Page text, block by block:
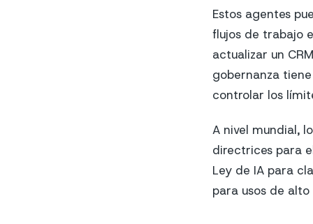
Estos agentes
flujos de trabajo
actualizar un
gobernanza
controlar los
A nivel mundial,
directrices para
Ley de IA para
para usos de